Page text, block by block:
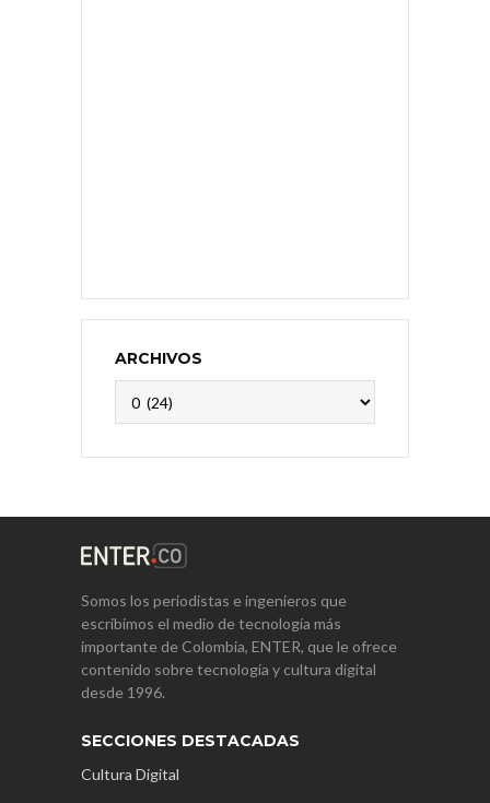
ARCHIVOS
Somos los periodistas e ingenieros que
escribimos el medio de tecnología más
importante de Colombia, ENTER, que le ofrece
contenido sobre tecnología y cultura digital
desde 1996.
SECCIONES DESTACADAS
Cultura Digital